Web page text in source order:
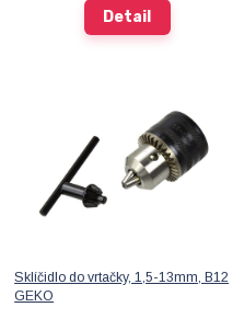
Detail
Sklíčidlo do vrtačky, 1,5-13mm, B12
GEKO